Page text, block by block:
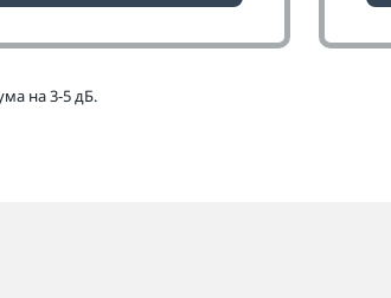
на 3-5 дБ.